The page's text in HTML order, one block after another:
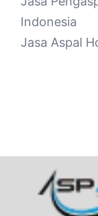
Indonesia
Jasa Aspal